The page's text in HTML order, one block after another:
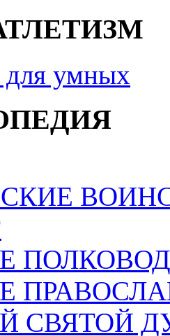
для умных
СВЯТОЙ